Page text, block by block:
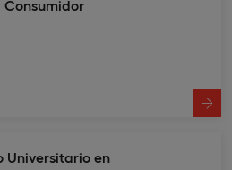
Universitario en